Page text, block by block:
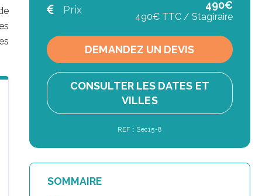
Prix 490€
490€ TTC / Stagiraire
DEMANDEZ UN DEVIS
CONSULTER LES DATES ET
VILLES
REF : Sec15-8
SOMMAIRE